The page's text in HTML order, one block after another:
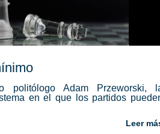
politólogo Adam Przeworski,
en el que los partidos
Leer